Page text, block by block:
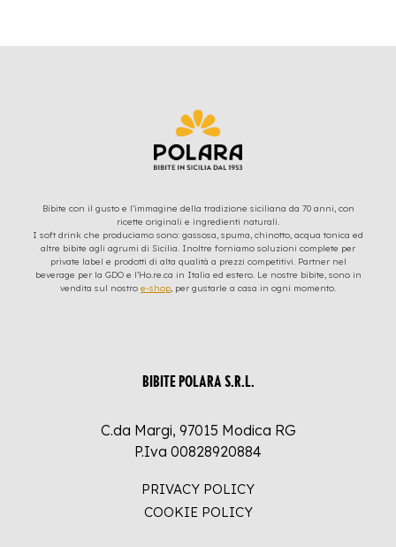
Bibite con il gusto e l’immagine della tradizione siciliana da 70 anni, con
ricette originali e ingredienti naturali.
I soft drink che produciamo sono: gassosa, spuma, chinotto, acqua tonica ed
altre bibite agli agrumi di Sicilia. Inoltre forniamo soluzioni complete per
private label e prodotti di alta qualità a prezzi competitivi. Partner nel
beverage per la GDO e l’Ho.re.ca in Italia ed estero. Le nostre bibite, sono in
vendita sul nostro e-shop, per gustarle a casa in ogni momento.
BIBITE POLARA S.R.L.
C.da Margi, 97015 Modica RG
P.Iva 00828920884
PRIVACY POLICY
COOKIE POLICY